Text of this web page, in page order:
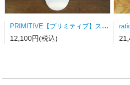
PRIMITIVE【プリミティブ】スケートボードデッキ NUEVO SCRIPT WHITE/DODGERS BLUE
12,100円(税込)